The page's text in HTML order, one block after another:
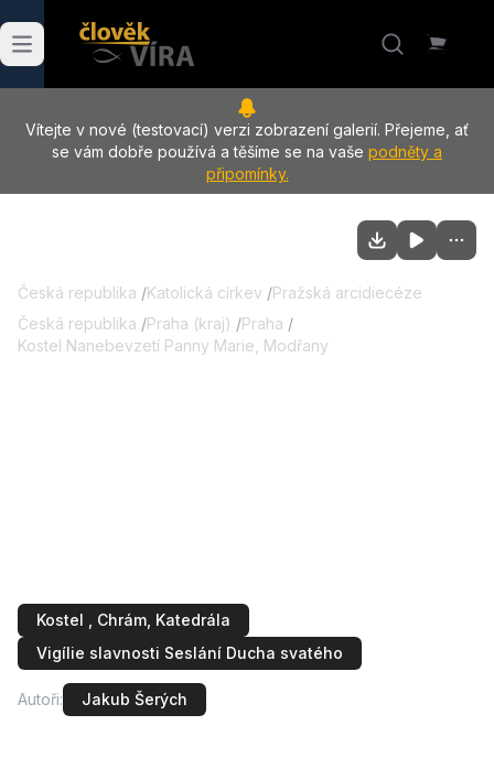
Vítejte v nové (testovací) verzi zobrazení galerií. Přejeme, ať
se vám dobře používá a těšíme se na vaše podněty a
připomínky.
Česká republika /Katolická církev /Pražská arcidiecéze
Česká republika /Praha (kraj) /Praha /
Kostel Nanebevzetí Panny Marie, Modřany
Kostel , Chrám, Katedrála
Vigílie slavnosti Seslání Ducha svatého
Autoři: Jakub Šerých